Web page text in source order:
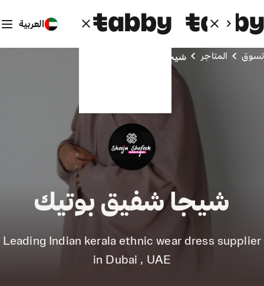
العربية
تسوق المتاجر شيجا شفيق بوتيك
شيجا شفيق بوتيك
Leading Indian kerala ethnic wear dress supplier
in Dubai , UAE